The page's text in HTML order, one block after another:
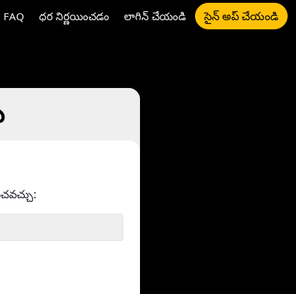
FAQ ధర నిర్ణయించడం లాగిన్ చేయండి సైన్ అప్ చేయండి